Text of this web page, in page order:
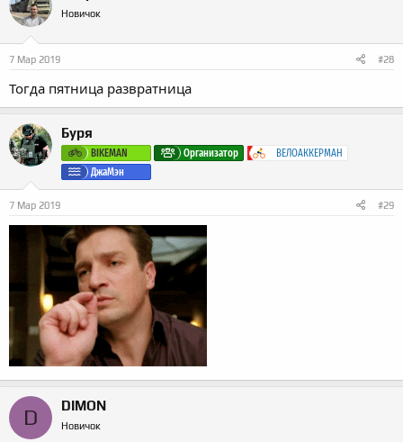
Новичок
7 Мар 2019 #28
Тогда пятница развратница
Буря
BIKEMAN Организатор
ВЕЛОАККЕРМАН
ДжаМэн
7 Мар 2019 #29
D DIMON
Новичок